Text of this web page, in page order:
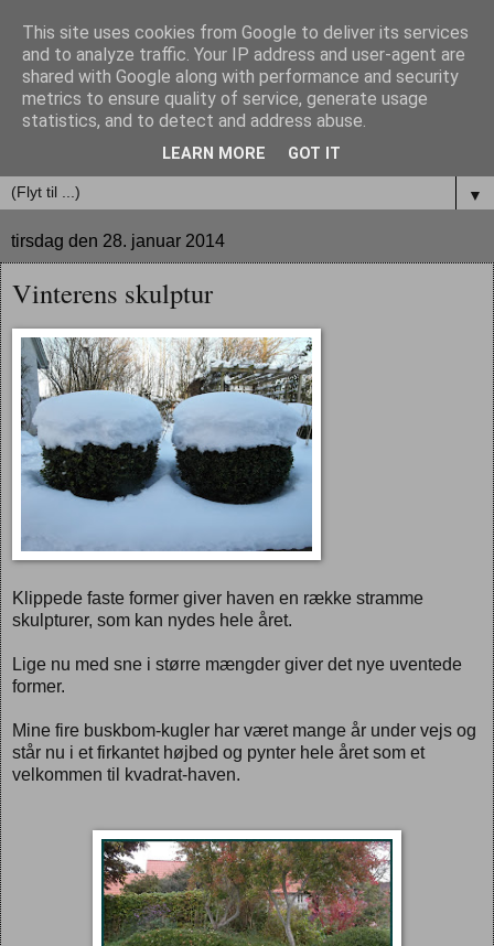
INGERS HAVE
HAVEDESIGNERENS AFPRØVNING AF NYE IDEER –
▼
tirsdag den 28. januar 2014
Vinterens skulptur
Klippede faste former giver haven en række stramme
skulpturer, som kan nydes hele året.
Lige nu med sne i større mængder giver det nye uventede
former.
Mine fire buskbom-kugler har været mange år under vejs og
står nu i et firkantet højbed og pynter hele året som et
velkommen til kvadrat-haven.
This site uses cookies from Google to deliver its services
and to analyze traffic. Your IP address and user-agent are
shared with Google along with performance and security
metrics to ensure quality of service, generate usage
statistics, and to detect and address abuse.
LEARN MORE GOT IT